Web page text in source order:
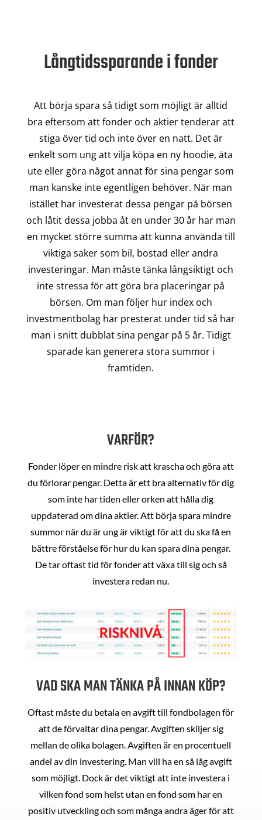
Långtidssparande i fonder
Att börja spara så tidigt som möjligt är alltid
bra eftersom att fonder och aktier tenderar att
stiga över tid och inte över en natt. Det är
enkelt som ung att vilja köpa en ny hoodie, äta
ute eller göra något annat för sina pengar som
man kanske inte egentligen behöver. När man
istället har investerat dessa pengar på börsen
och låtit dessa jobba åt en under 30 år har man
en mycket större summa att kunna använda till
viktiga saker som bil, bostad eller andra
investeringar. Man måste tänka långsiktigt och
inte stressa för att göra bra placeringar på
börsen. Om man följer hur index och
investmentbolag har presterat under tid så har
man i snitt dubblat sina pengar på 5 år. Tidigt
sparade kan generera stora summor i
framtiden.
VARFÖR?
Fonder löper en mindre risk att krascha och göra att
du förlorar pengar. Detta är ett bra alternativ för dig
som inte har tiden eller orken att hålla dig
uppdaterad om dina aktier. Att börja spara mindre
summor när du är ung är viktigt för att du ska få en
bättre förståelse för hur du kan spara dina pengar.
De tar oftast tid för fonder att växa till sig och så
investera redan nu.
VAD SKA MAN TÄNKA PÅ INNAN KÖP?
Oftast måste du betala en avgift till fondbolagen för
att de förvaltar dina pengar. Avgiften skiljer sig
mellan de olika bolagen. Avgiften är en procentuell
andel av din investering. Man vill ha en så låg avgift
som möjligt. Dock är det viktigt att inte investera i
vilken fond som helst utan en fond som har en
positiv utveckling och som många andra äger för att